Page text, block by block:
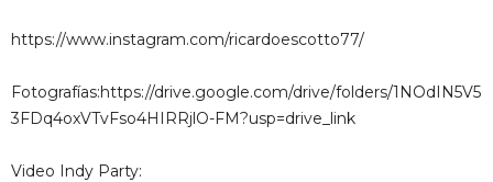
https://www.instagram.com/ricardoescotto77/
Fotografías:https://drive.google.com/drive/folders/1NOdIN5V5
3FDq4oxVTvFso4HIRRjlO-FM?usp=drive_link
Video Indy Party: